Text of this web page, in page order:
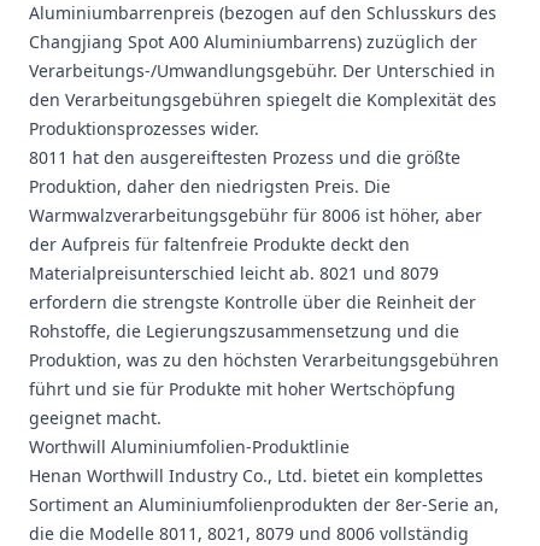
Aluminiumbarrenpreis (bezogen auf den Schlusskurs des
Changjiang Spot A00 Aluminiumbarrens) zuzüglich der
Verarbeitungs-/Umwandlungsgebühr. Der Unterschied in
den Verarbeitungsgebühren spiegelt die Komplexität des
Produktionsprozesses wider.
8011 hat den ausgereiftesten Prozess und die größte
Produktion, daher den niedrigsten Preis. Die
Warmwalzverarbeitungsgebühr für 8006 ist höher, aber
der Aufpreis für faltenfreie Produkte deckt den
Materialpreisunterschied leicht ab. 8021 und 8079
erfordern die strengste Kontrolle über die Reinheit der
Rohstoffe, die Legierungszusammensetzung und die
Produktion, was zu den höchsten Verarbeitungsgebühren
führt und sie für Produkte mit hoher Wertschöpfung
geeignet macht.
Worthwill Aluminiumfolien-Produktlinie
Henan Worthwill Industry Co., Ltd. bietet ein komplettes
Sortiment an Aluminiumfolienprodukten der 8er-Serie an,
die die Modelle 8011, 8021, 8079 und 8006 vollständig